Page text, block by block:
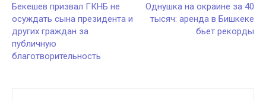
Бекешев призвал ГКНБ не
осуждать сына президента и
других граждан за
публичную
благотворительность
Однушка на окраине за 40
тысяч: аренда в Бишкеке
бьет рекорды